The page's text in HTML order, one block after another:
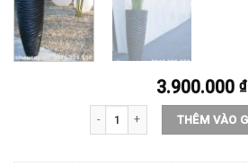
3.900.000 ₫
Chậu cây composite ipot Minh
THÊM VÀO